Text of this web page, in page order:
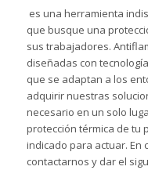
es una herramienta
que busque una
sus trabajadores.
diseñadas con
que se adaptan a los
adquirir nuestras
necesario en un solo
protección térmica de tu
indicado para actuar. En
contactarnos y dar el